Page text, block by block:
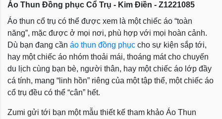
Áo Thun Đồng phục Cổ Trụ - Kim Điền - Z1221085
Áo thun cổ trụ có thể được xem là một chiếc áo “toàn
năng”, mặc được ở mọi nơi, phù hợp với mọi hoàn cảnh.
Dù bạn đang cần áo thun đồng phục cho sự kiện sắp tới,
hay một chiếc áo nhóm thoải mái, thoáng mát cho chuyến
du lịch cùng bạn bè, người thân, hay một chiếc áo lớp đầy
cá tính, mang “linh hồn” riêng của một tập thể, một chiếc áo
cổ trụ đều có thể “cân” hết.
Zumi gửi tới bạn một mẫu thiết kế tham khảo Áo Thun